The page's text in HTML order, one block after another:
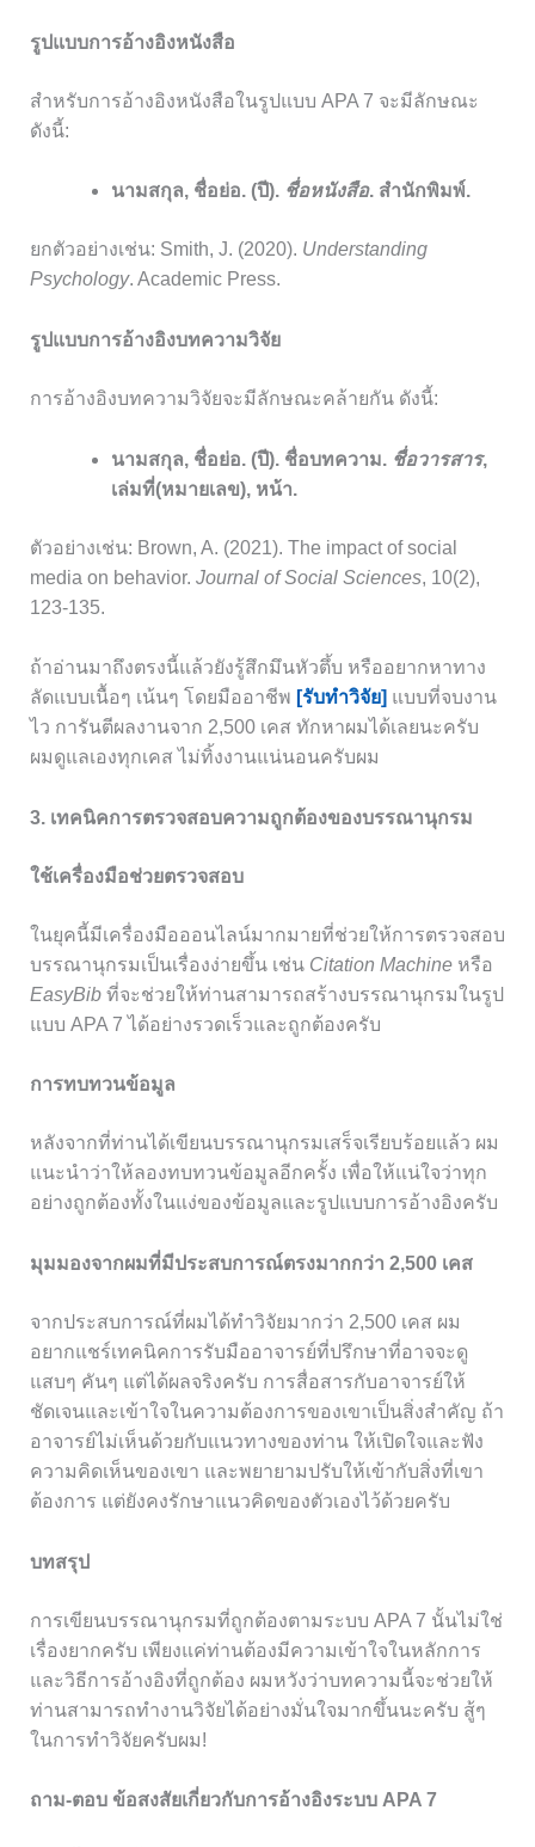
รูปแบบการอ้างอิงหนังสือ
สำหรับการอ้างอิงหนังสือในรูปแบบ APA 7 จะมีลักษณะ
ดังนี้:
นามสกุล, ชื่อย่อ. (ปี). ชื่อหนังสือ. สำนักพิมพ์.
ยกตัวอย่างเช่น: Smith, J. (2020). Understanding
Psychology. Academic Press.
รูปแบบการอ้างอิงบทความวิจัย
การอ้างอิงบทความวิจัยจะมีลักษณะคล้ายกัน ดังนี้:
นามสกุล, ชื่อย่อ. (ปี). ชื่อบทความ. ชื่อวารสาร,
เล่มที่(หมายเลข), หน้า.
ตัวอย่างเช่น: Brown, A. (2021). The impact of social
media on behavior. Journal of Social Sciences, 10(2),
123-135.
ถ้าอ่านมาถึงตรงนี้แล้วยังรู้สึกมึนหัวตึ้บ หรืออยากหาทาง
ลัดแบบเนื้อๆ เน้นๆ โดยมืออาชีพ [รับทำวิจัย] แบบที่จบงาน
ไว การันตีผลงานจาก 2,500 เคส ทักหาผมได้เลยนะครับ
ผมดูแลเองทุกเคส ไม่ทิ้งงานแน่นอนครับผม
3. เทคนิคการตรวจสอบความถูกต้องของบรรณานุกรม
ใช้เครื่องมือช่วยตรวจสอบ
ในยุคนี้มีเครื่องมือออนไลน์มากมายที่ช่วยให้การตรวจสอบ
บรรณานุกรมเป็นเรื่องง่ายขึ้น เช่น Citation Machineหรือ
EasyBibที่จะช่วยให้ท่านสามารถสร้างบรรณานุกรมในรูป
แบบ APA 7 ได้อย่างรวดเร็วและถูกต้องครับ
การทบทวนข้อมูล
หลังจากที่ท่านได้เขียนบรรณานุกรมเสร็จเรียบร้อยแล้ว ผม
แนะนำว่าให้ลองทบทวนข้อมูลอีกครั้ง เพื่อให้แน่ใจว่าทุก
อย่างถูกต้องทั้งในแง่ของข้อมูลและรูปแบบการอ้างอิงครับ
มุมมองจากผมที่มีประสบการณ์ตรงมากกว่า 2,500 เคส
จากประสบการณ์ที่ผมได้ทำวิจัยมากว่า 2,500 เคส ผม
อยากแชร์เทคนิคการรับมืออาจารย์ที่ปรึกษาที่อาจจะดู
แสบๆ คันๆ แต่ได้ผลจริงครับ การสื่อสารกับอาจารย์ให้
ชัดเจนและเข้าใจในความต้องการของเขาเป็นสิ่งสำคัญ ถ้า
อาจารย์ไม่เห็นด้วยกับแนวทางของท่าน ให้เปิดใจและฟัง
ความคิดเห็นของเขา และพยายามปรับให้เข้ากับสิ่งที่เขา
ต้องการ แต่ยังคงรักษาแนวคิดของตัวเองไว้ด้วยครับ
บทสรุป
การเขียนบรรณานุกรมที่ถูกต้องตามระบบ APA 7 นั้นไม่ใช่
เรื่องยากครับ เพียงแค่ท่านต้องมีความเข้าใจในหลักการ
และวิธีการอ้างอิงที่ถูกต้อง ผมหวังว่าบทความนี้จะช่วยให้
ท่านสามารถทำงานวิจัยได้อย่างมั่นใจมากขึ้นนะครับ สู้ๆ
ในการทำวิจัยครับผม!
ถาม-ตอบ ข้อสงสัยเกี่ยวกับการอ้างอิงระบบ APA 7